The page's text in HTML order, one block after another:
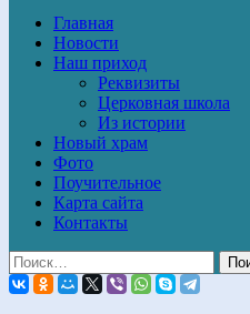
Главная
Новости
Наш приход
Реквизиты
Церковная школа
Из истории
Новый храм
Фото
Поучительное
Карта сайта
Контакты